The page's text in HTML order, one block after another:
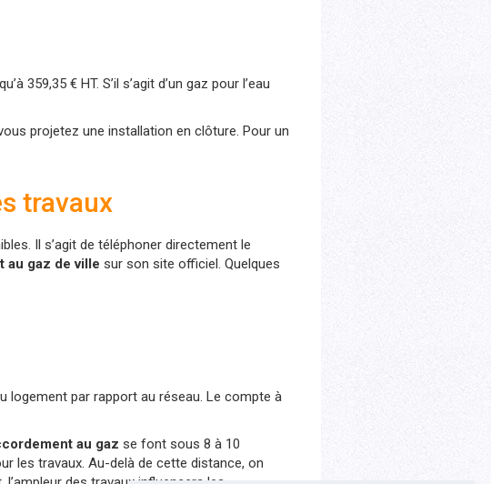
359,35 € HT. S’il s’agit d’un gaz pour l’eau
projetez une installation en clôture. Pour un
travaux
Il s’agit de téléphoner directement le
au gaz de ville sur son site officiel. Quelques
logement par rapport au réseau. Le compte à
au gaz se font sous 8 à 10
les travaux. Au-delà de cette distance, on